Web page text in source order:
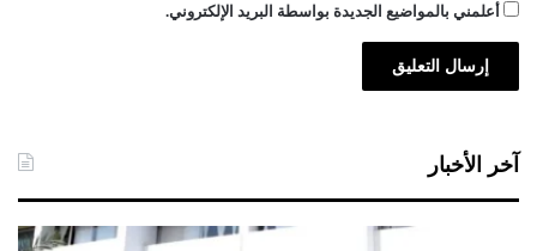
أعلمني بالمواضيع الجديدة بواسطة البريد الإلكتروني.
آخر الأخبار